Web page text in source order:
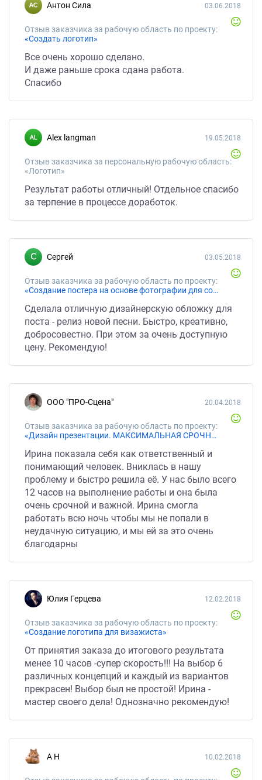
Антон Сила
Отзыв заказчика за рабочую область по проекту:
«Создать логотип»
03.06.2018
Все очень хорошо сделано.
И даже раньше срока сдана работа.
Спасибо
alex langman
Отзыв заказчика за персональную рабочую область:
«Логотип»
19.05.2018
Результат работы отличный! Отдельное спасибо
за терпение в процессе доработок.
Сергей
Отзыв заказчика за рабочую область по проекту:
«Создание постера на основе фотографии для соц.сети»
03.05.2018
Сделала отличную дизайнерскую обложку для
поста - релиз новой песни. Быстро, креативно,
добросовестно. При этом за очень доступную
цену. Рекомендую!
ООО "ПРО-Сцена"
Отзыв заказчика за рабочую область по проекту:
«Дизайн презентации. МАКСИМАЛЬНАЯ СРОЧНОСТЬ»
20.04.2018
Ирина показала себя как ответственный и
понимающий человек. Вниклась в нашу
проблему и быстро решила её. У нас было всего
12 часов на выполнение работы и она была
очень срочной и важной. Ирина смогла
работать всю ночь чтобы мы не попали в
неудачную ситуацию, и мы ей за это очень
благодарны
Юлия Герцева
Отзыв заказчика за рабочую область по проекту:
«Создание логотипа для визажиста»
12.02.2018
От принятия заказа до итогового результата
менее 10 часов -супер скорость!!! На выбор 6
различных концепций и каждый из вариантов
прекрасен! Выбор был не простой! Ирина -
мастер своего дела! Однозначно рекомендую!
А Н 10.02.2018